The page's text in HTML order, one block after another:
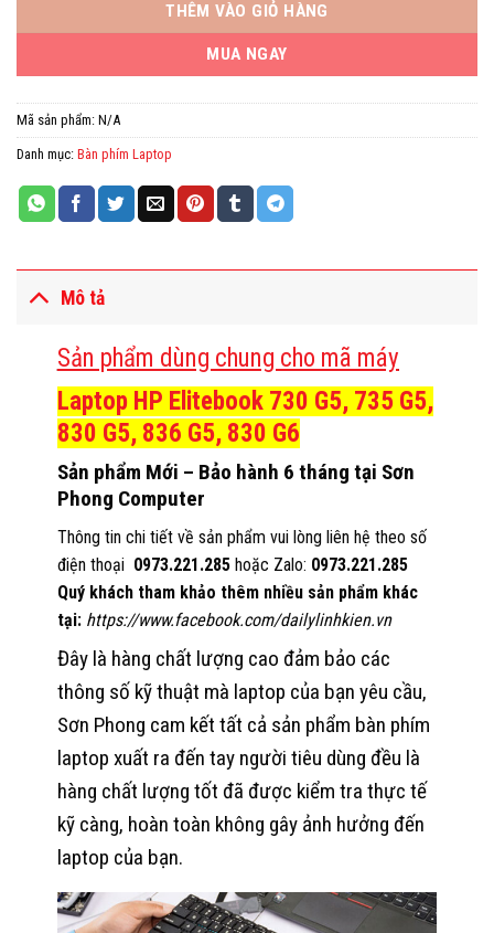
THÊM VÀO GIỎ HÀNG
MUA NGAY
Mã sản phẩm: N/A
Danh mục: Bàn phím Laptop
Mô tả
Sản phẩm dùng chung cho mã máy
Laptop HP Elitebook 730 G5, 735 G5,
830 G5, 836 G5, 830 G6
Sản phẩm Mới – Bảo hành 6 tháng tại Sơn
Phong Computer
Thông tin chi tiết về sản phẩm vui lòng liên hệ theo số
điện thoại 0973.221.285hoặc Zalo: 0973.221.285
Quý khách tham khảo thêm nhiều sản phẩm khác
tại: https://www.facebook.com/dailylinhkien.vn
Đây là hàng chất lượng cao đảm bảo các
thông số kỹ thuật mà laptop của bạn yêu cầu,
Sơn Phong cam kết tất cả sản phẩm bàn phím
laptop xuất ra đến tay người tiêu dùng đều là
hàng chất lượng tốt đã được kiểm tra thực tế
kỹ càng, hoàn toàn không gây ảnh hưởng đến
laptop của bạn.